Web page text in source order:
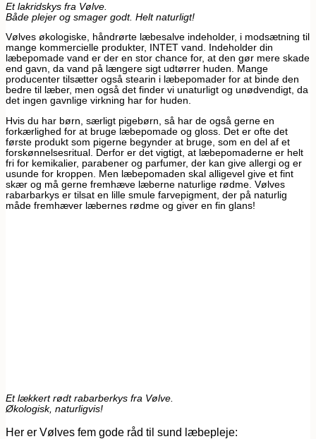
Et lakridskys fra Vølve.
Både plejer og smager godt. Helt naturligt!
Vølves økologiske, håndrørte læbesalve indeholder, i modsætning til
mange kommercielle produkter, INTET vand. Indeholder din
læbepomade vand er der en stor chance for, at den gør mere skade
end gavn, da vand på længere sigt udtørrer huden. Mange
producenter tilsætter også stearin i læbepomader for at binde den
bedre til læber, men også det finder vi unaturligt og unødvendigt, da
det ingen gavnlige virkning har for huden.
Hvis du har børn, særligt pigebørn, så har de også gerne en
forkærlighed for at bruge læbepomade og gloss. Det er ofte det
første produkt som pigerne begynder at bruge, som en del af et
forskønnelsesritual. Derfor er det vigtigt, at læbepomaderne er helt
fri for kemikalier, parabener og parfumer, der kan give allergi og er
usunde for kroppen. Men læbepomaden skal alligevel give et fint
skær og må gerne fremhæve læberne naturlige rødme. Vølves
rabarbarkys er tilsat en lille smule farvepigment, der på naturlig
måde fremhæver læbernes rødme og giver en fin glans!
Et lækkert rødt rabarberkys fra Vølve.
Økologisk, naturligvis!
Her er Vølves fem gode råd til sund læbepleje: